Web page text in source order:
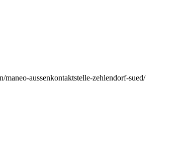
maneo-aussenkontaktstelle-zehlendorf-sued/